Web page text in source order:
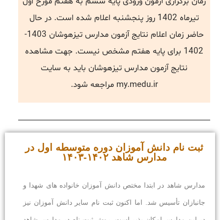
تیرماه 1402 روز پنجشنبه اعلام شده است. در حال
حاضر زمان اعلام نتایج آزمون مدارس تیزهوشان 1403-
1402 برای پایه هفتم مشخص نیست. جهت مشاهده
نتایج آزمون مدارس تیزهوشان باید به سایت
my.medu.ir مراجعه شود.
ثبت نام دانش آموزان دوره متوسطه اول در
مدارس شاهد ۱۴۰۲-۱۴۰۳
مدارس شاهد در ابتدا مختص دانش آموزان خانواده های شهدا و
جانبازان تأسیس شد. اما اکنون ثبت نام سایر دانش آموزان نیز